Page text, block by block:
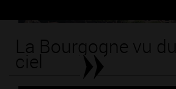
La Bourgogne vu du
ciel